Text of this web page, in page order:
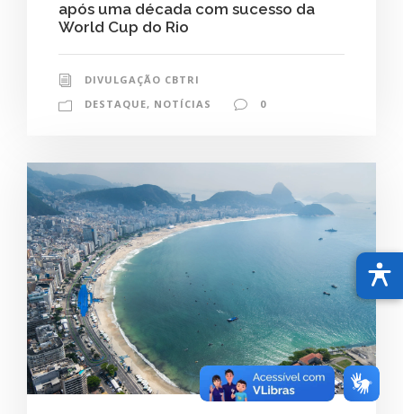
após uma década com sucesso da
World Cup do Rio
DIVULGAÇÃO CBTRI
DESTAQUE, NOTÍCIAS 0